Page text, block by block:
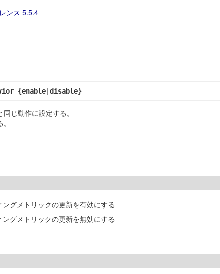
ンス 5.5.4
{enable|disable}
じ動作に設定する。
グメトリックの更新を有効にする
グメトリックの更新を無効にする